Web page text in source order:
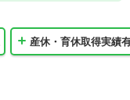
産休・育休取得実績